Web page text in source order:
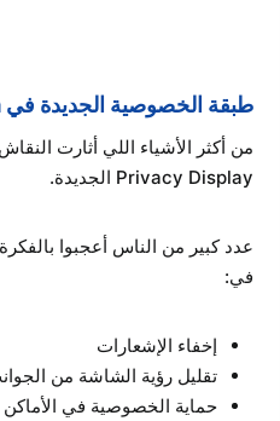
طبقة الخصوصية الجديدة في Samsung S26 Ultra
من أكثر الأشياء اللي أثارت
Privacy Display الجديدة.
عدد كبير من الناس أعجبوا
في:
إخفاء الإشعارات
تقليل رؤية الشاشة من
حماية الخصوصية في الأماكن